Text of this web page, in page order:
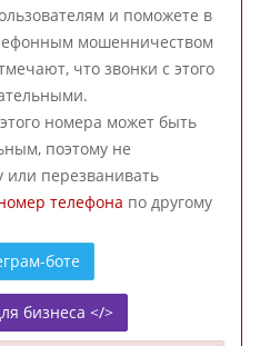
и поможете в
мошенничеством
что звонки с этого
номера может быть
поэтому не
или перезванивать
телефона по другому
боте
бизнеса </>